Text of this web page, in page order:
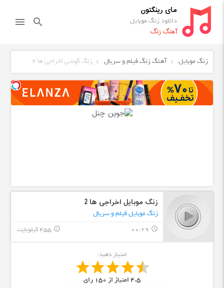
مای رینگتون
دانلود زنگ موبایل
آهنگ زنگ
search
menu
زنگ موبایل آهنگ زنگ فیلم و سریال زنگ گوشی اخراجی ها 2
زنگ موبایل اخراجی ها 2
زنگ موبایل فیلم و سریال
query_builder
00:29 455 کیلوبایت info_outline
امتیاز دهید:
4.5 امتیاز از150 رای